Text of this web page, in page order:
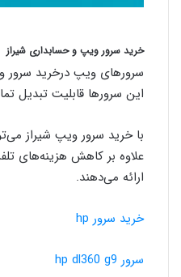
خرید سرور ویپ و حسابداری شیراز
سرورهای ویپ درخرید سرور
این سرورها قابلیت تبدیل
با خرید سرور ویپ شیراز
علاوه بر کاهش هزینه‌های
ارائه می‌دهند.
خرید سرور hp
سرور hp dl360 g9